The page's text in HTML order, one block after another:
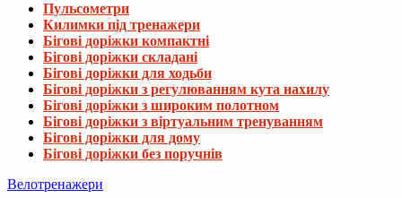
Пульсометри
Килимки під тренажери
Бігові доріжки компактні
Бігові доріжки складані
Бігові доріжки для ходьби
Бігові доріжки з регулюванням кута нахилу
Бігові доріжки з широким полотном
Бігові доріжки з віртуальним тренуванням
Бігові доріжки для дому
Бігові доріжки без поручнів
Велотренажери